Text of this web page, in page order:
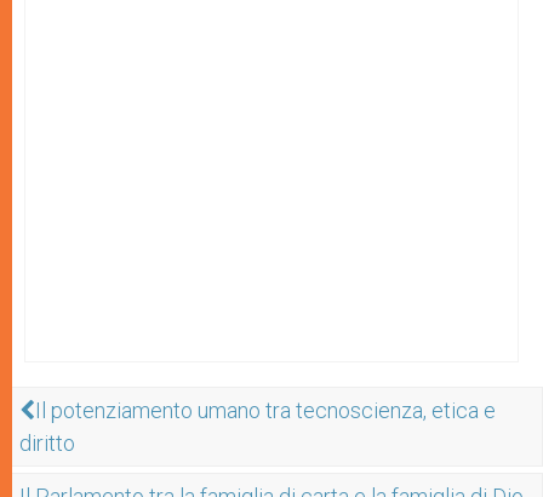
Il potenziamento umano tra tecnoscienza, etica e
diritto